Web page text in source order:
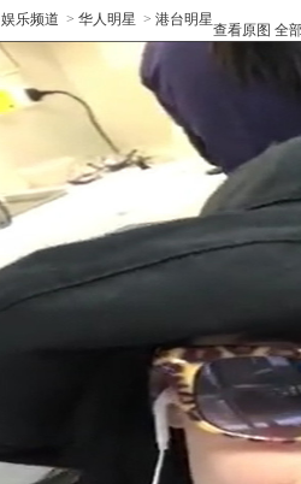
娱乐频道 > 华人明星 > 港台明星
查看原图 全